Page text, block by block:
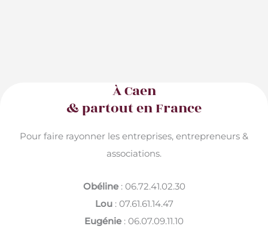
À Caen
& partout en France
Pour faire rayonner les entreprises, entrepreneurs &
associations.
Obéline: 06.72.41.02.30
Lou: 07.61.61.14.47
Eugénie : 06.07.09.11.10